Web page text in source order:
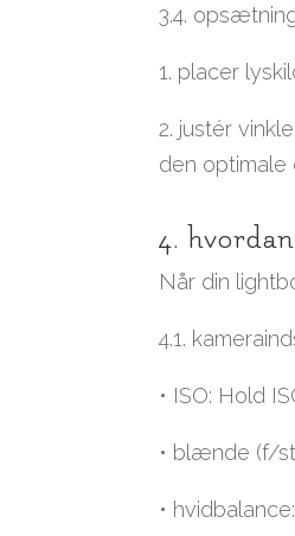
3.4.
1. placer
2. justér
den
4.
Når din
4.1.
• ISO: Hold
• blænde (f/
•